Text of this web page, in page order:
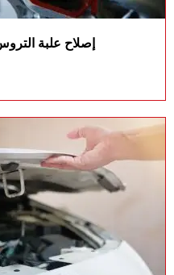
إصلاح علبة